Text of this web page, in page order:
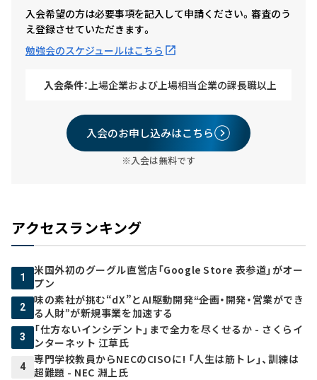
入会希望の方は必要事項を記入して申請ください。審査のう
え登録させていただきます。
勉強会のスケジュールはこちら
入会条件： 上場企業および上場相当企業の課長職以上
入会のお申し込みはこちら
※入会は無料です
アクセスランキング
1
米国外初のグーグル直営店「Google Store 表参道」がオー
プン
2
味の素社が挑む“dX”とAI駆動開発――“企画・開発・営業ができ
る人財”が新規事業を加速する
3
「仕方ないインシデント」まで全力を尽くせるか - さくらイ
ンターネット 江草氏
4
専門学校教員からNECのCISOに! 「人生は筋トレ」、訓練は
超難題 - NEC 淵上氏